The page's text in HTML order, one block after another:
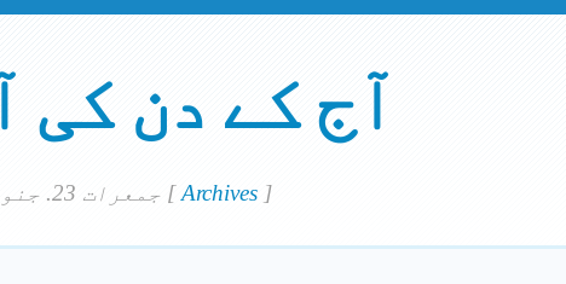
آج کے دن کی
جمعرات 23. جنوري 2020 [Archives]